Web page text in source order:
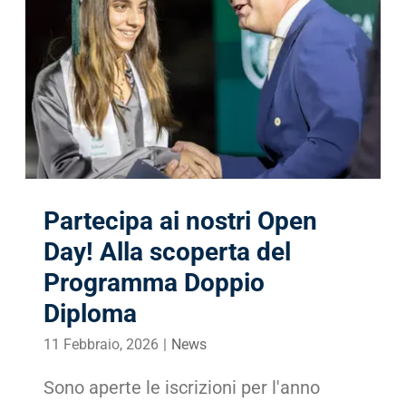
Partecipa ai nostri Open
Day! Alla scoperta del
Programma Doppio
Diploma
11 Febbraio, 2026 | News
Sono aperte le iscrizioni per l'anno